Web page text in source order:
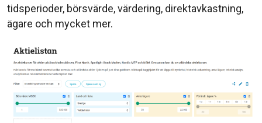
tidsperioder, börsvärde, värdering, direktavkastning,
ägare och mycket mer.